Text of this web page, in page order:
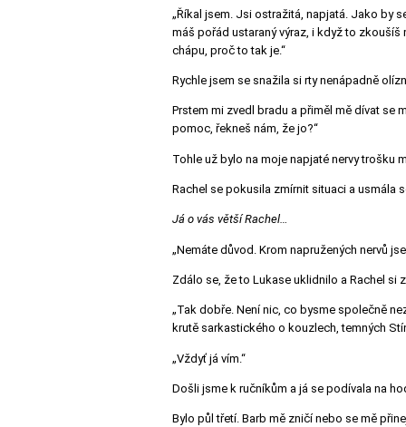
„Říkal jsem. Jsi ostražitá, napjatá. Jako by
máš pořád ustaraný výraz, i když to
chápu, proč to tak je.“
Rychle jsem se snažila si rty nenápadně
Prstem mi zvedl bradu a přiměl mě dívat se
pomoc, řekneš nám, že jo?“
Tohle už bylo na moje napjaté nervy trošku
Rachel se pokusila zmírnit situaci a usmála
Já o vás větší Rachel…
„Nemáte důvod. Krom napružených nervů
Zdálo se, že to Lukase uklidnilo a Rachel si
„Tak dobře. Není nic, co bysme společně
krutě sarkastického o kouzlech, temných
„Vždyť já vím.“
Došli jsme k ručníkům a já se podívala na
Bylo půl třetí. Barb mě zničí nebo se mě